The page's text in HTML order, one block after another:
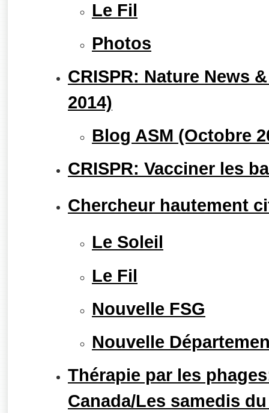
Le Fil
Photos
CRISPR: Nature News
2014)
Blog ASM (Octobre
CRISPR: Vacciner les
Chercheur hautement
Le Soleil
Le Fil
Nouvelle FSG
Nouvelle
Thérapie par les
Canada/Les samedis